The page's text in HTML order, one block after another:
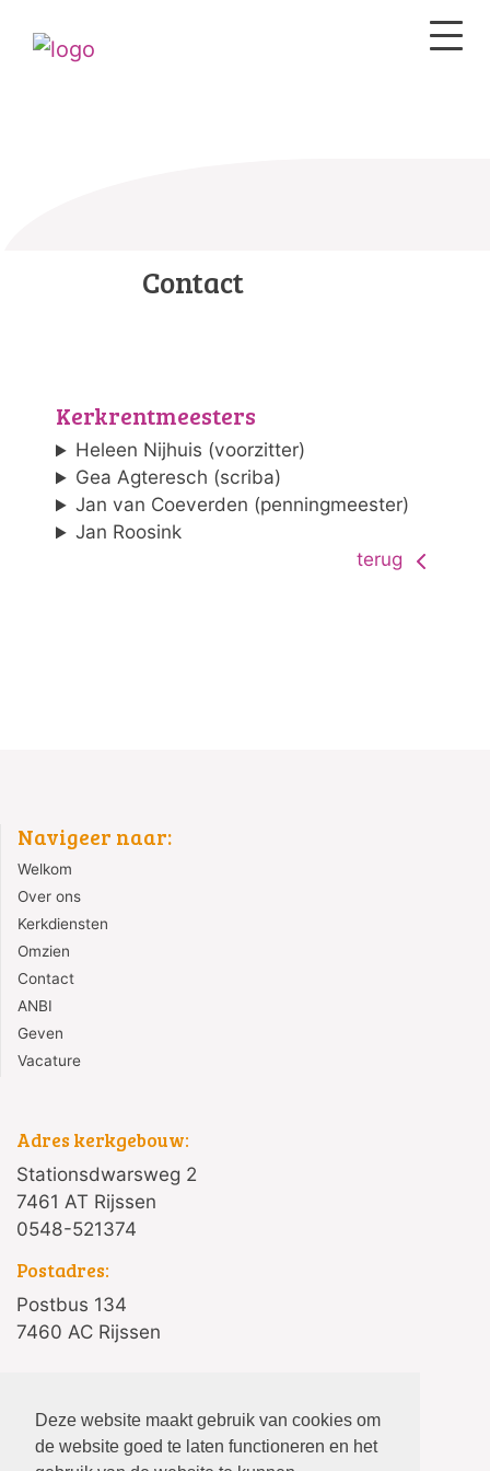
Deze website maakt gebruik van cookies om
de website goed te laten functioneren en het
Contact
Kerkrentmeesters
Heleen Nijhuis (voorzitter)
Gea Agteresch (scriba)
Jan van Coeverden (penningmeester)
Jan Roosink
terug
Navigeer naar:
Welkom
Over ons
Kerkdiensten
Omzien
Contact
ANBI
Geven
Vacature
Adres kerkgebouw:
Stationsdwarsweg 2
7461 AT Rijssen
0548-521374
Postadres:
Postbus 134
7460 AC Rijssen
privacyverklaring